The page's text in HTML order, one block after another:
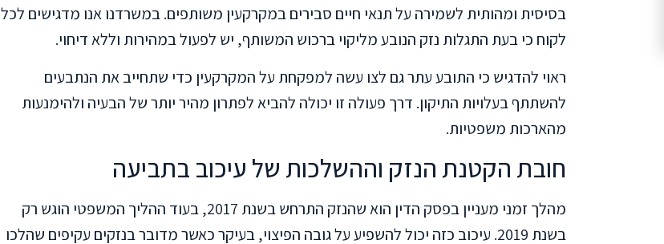
בסיסית ומהותית לשמירה על תנאי חיים סבירים במקרקעין משותפים. במשרדנו אנו מדגישים לכל
לקוח כי בעת התגלות נזק הנובע מליקוי ברכוש המשותף, יש לפעול במהירות וללא דיחוי.
ראוי להדגיש כי התובע עתר גם לצו עשה למפקחת על המקרקעין כדי שתחייב את הנתבעים
להשתתף בעלויות התיקון. דרך פעולה זו יכולה להביא לפתרון מהיר יותר של הבעיה ולהימנעות
מהארכות משפטיות.
חובת הקטנת הנזק וההשלכות של עיכוב בתביעה
מהלך זמני מעניין בפסק הדין הוא שהנזק התרחש בשנת 2017, בעוד ההליך המשפטי הוגש רק
בשנת 2019. עיכוב כזה יכול להשפיע על גובה הפיצוי, בעיקר כאשר מדובר בנזקים עקיפים שהלכו